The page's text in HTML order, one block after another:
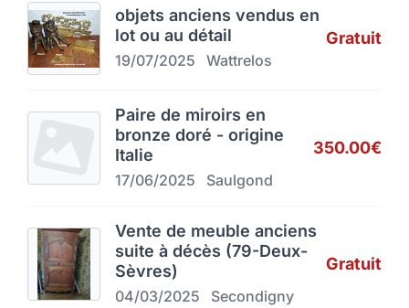
objets anciens vendus en
lot ou au détail
19/07/2025 Wattrelos
Gratuit
Paire de miroirs en
bronze doré - origine
Italie
17/06/2025 Saulgond
350.00€
Vente de meuble anciens
suite à décès (79-Deux-
Sèvres)
04/03/2025 Secondigny
Gratuit